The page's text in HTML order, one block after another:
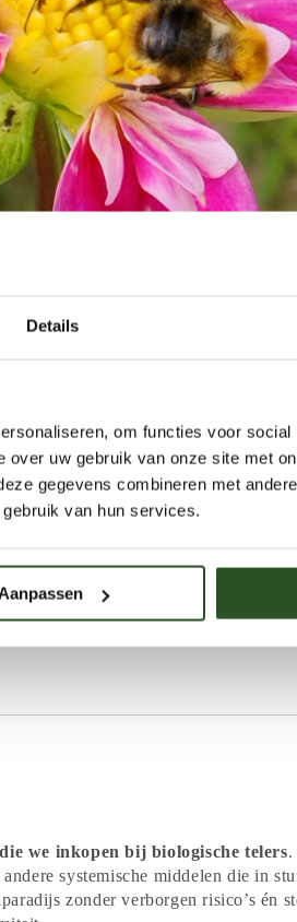
Details
om functies voor
uw gebruik van onze site met
gegevens combineren met
van hun services.
denieuwe koninginnen
om tot maart / april te
voorzie je niet alleen deze
jaar, want elke koningin
we inkopen bij biologische telers.
systemische middelen die in
zonder verborgen risico’s én